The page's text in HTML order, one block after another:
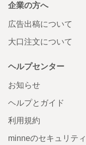
企業の方へ
広告出稿について
大口注文について
ヘルプセンター
お知らせ
ヘルプとガイド
利用規約
minneのセキュリティ